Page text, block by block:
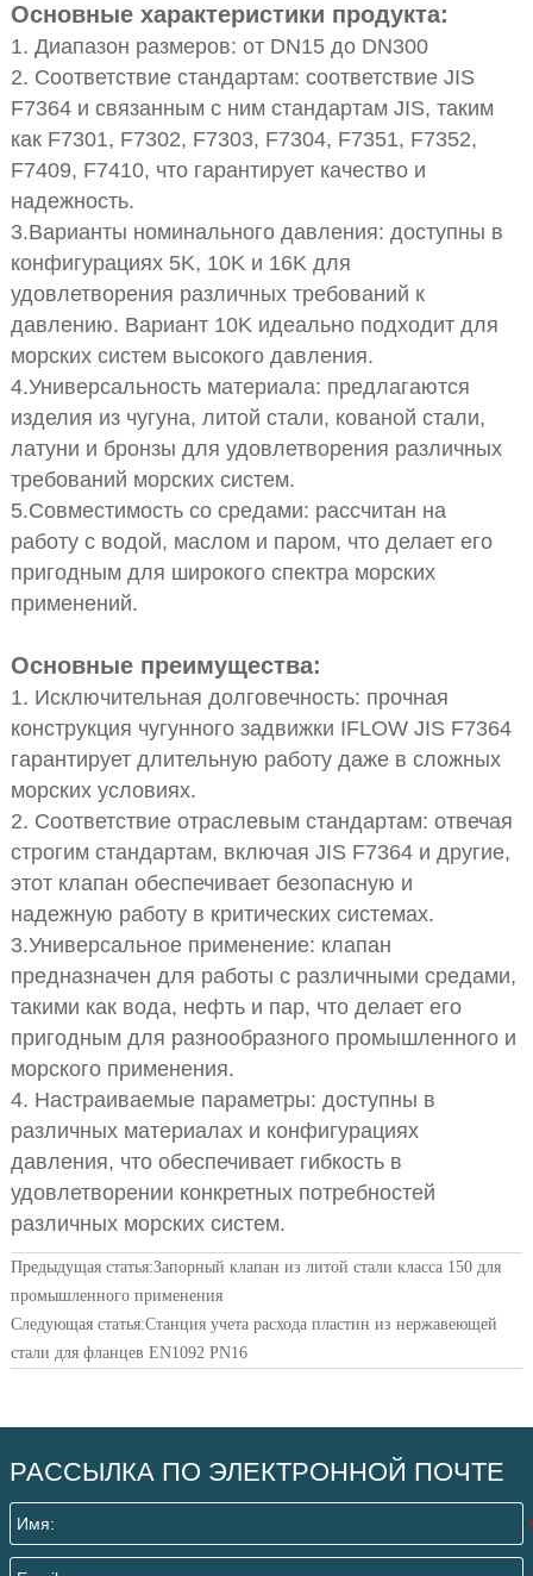
Основные характеристики продукта:
1. Диапазон размеров: от DN15 до DN300
2. Соответствие стандартам: соответствие JIS
F7364 и связанным с ним стандартам JIS, таким
как F7301, F7302, F7303, F7304, F7351, F7352,
F7409, F7410, что гарантирует качество и
надежность.
3.Варианты номинального давления: доступны в
конфигурациях 5K, 10K и 16K для
удовлетворения различных требований к
давлению. Вариант 10K идеально подходит для
морских систем высокого давления.
4.Универсальность материала: предлагаются
изделия из чугуна, литой стали, кованой стали,
латуни и бронзы для удовлетворения различных
требований морских систем.
5.Совместимость со средами: рассчитан на
работу с водой, маслом и паром, что делает его
пригодным для широкого спектра морских
применений.
Основные преимущества:
1. Исключительная долговечность: прочная
конструкция чугунного задвижки IFLOW JIS F7364
гарантирует длительную работу даже в сложных
морских условиях.
2. Соответствие отраслевым стандартам: отвечая
строгим стандартам, включая JIS F7364 и другие,
этот клапан обеспечивает безопасную и
надежную работу в критических системах.
3.Универсальное применение: клапан
предназначен для работы с различными средами,
такими как вода, нефть и пар, что делает его
пригодным для разнообразного промышленного и
морского применения.
4. Настраиваемые параметры: доступны в
различных материалах и конфигурациях
давления, что обеспечивает гибкость в
удовлетворении конкретных потребностей
различных морских систем.
Предыдущая статья:Запорный клапан из литой стали класса 150 для
промышленного применения
Следующая статья:Станция учета расхода пластин из нержавеющей
стали для фланцев EN1092 PN16
РАССЫЛКА ПО ЭЛЕКТРОННОЙ ПОЧТЕ